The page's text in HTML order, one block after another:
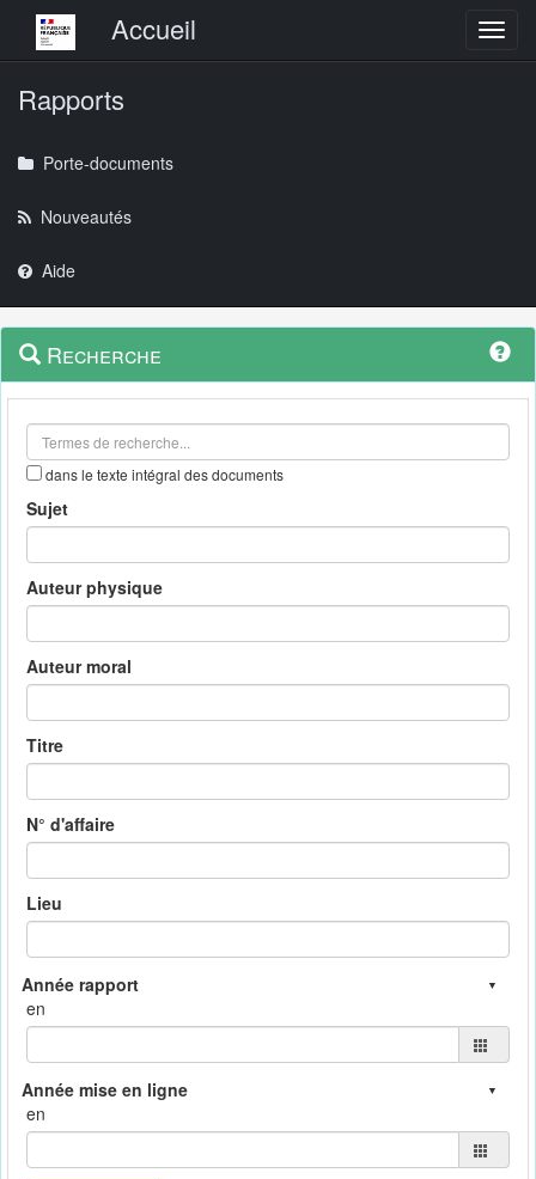
Menu principalAccueil
Rapports
Porte-documents
Nouveautés
Aide
Navigation
outils
Menu
contextuel
Recherche
dans le texte intégral des documents
Sujet
Auteur physique
Auteur moral
Titre
N° d'affaire
Lieu
en
en